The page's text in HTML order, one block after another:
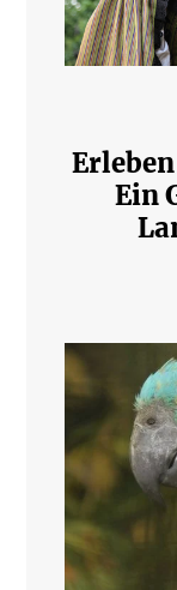
Ein